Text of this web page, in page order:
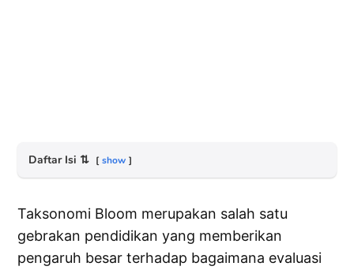
Daftar Isi ⇅ show
Taksonomi Bloom merupakan salah satu
gebrakan pendidikan yang memberikan
pengaruh besar terhadap bagaimana evaluasi